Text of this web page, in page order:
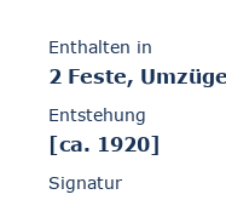
Enthalten in
2 Feste,
Entstehung
[ca. 1920]
Signatur